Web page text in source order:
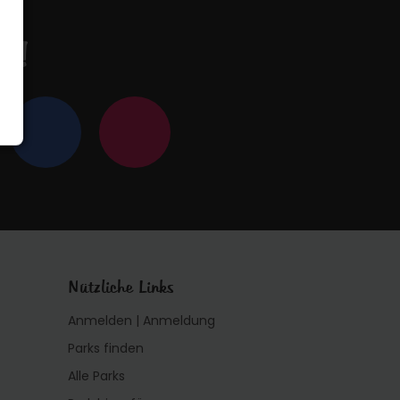
Nützliche Links
Anmelden | Anmeldung
Parks finden
Alle Parks